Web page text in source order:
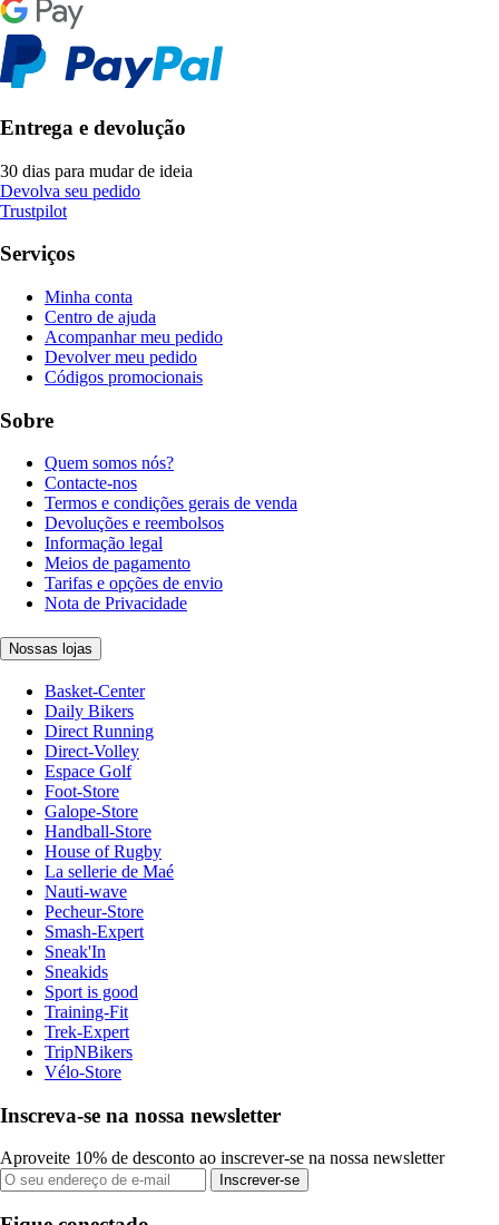
Entrega e devolução
30 dias para mudar de ideia
Devolva seu pedido
Trustpilot
Serviços
Minha conta
Centro de ajuda
Acompanhar meu pedido
Devolver meu pedido
Códigos promocionais
Sobre
Quem somos nós?
Contacte-nos
Termos e condições gerais de venda
Devoluções e reembolsos
Informação legal
Meios de pagamento
Tarifas e opções de envio
Nota de Privacidade
Nossas lojas
Basket-Center
Daily Bikers
Direct Running
Direct-Volley
Espace Golf
Foot-Store
Galope-Store
Handball-Store
House of Rugby
La sellerie de Maé
Nauti-wave
Pecheur-Store
Smash-Expert
Sneak'In
Sneakids
Sport is good
Training-Fit
Trek-Expert
TripNBikers
Vélo-Store
Inscreva-se na nossa newsletter
Aproveite 10% de desconto ao inscrever-se na nossa newsletter
Inscrever-se